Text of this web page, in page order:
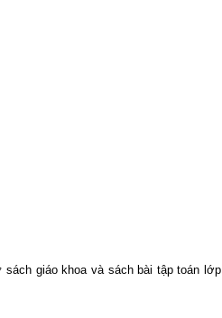
giáo khoa và sách bài tập toán lớp